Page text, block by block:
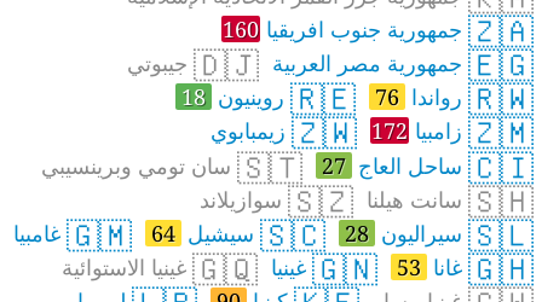
🇿🇦جمهورية جنوب افريقيا 160
🇪🇬جمهورية مصر العربية 🇩🇯جيبوتي
🇷🇼رواندا 76
🇷🇪روينيون 18
🇿🇲زامبيا 172
🇿🇼زيمبابوي
🇨🇮ساحل العاج 27
🇸🇹سان تومي وبرينسيبي
🇸🇭سانت هيلنا 🇸🇿سوازيلاند
🇸🇱سيراليون 28
🇸🇨سيشيل 64
🇬🇲غامبيا
🇬🇭غانا 53
🇬🇳غينيا 🇬🇶غينيا الاستوائية